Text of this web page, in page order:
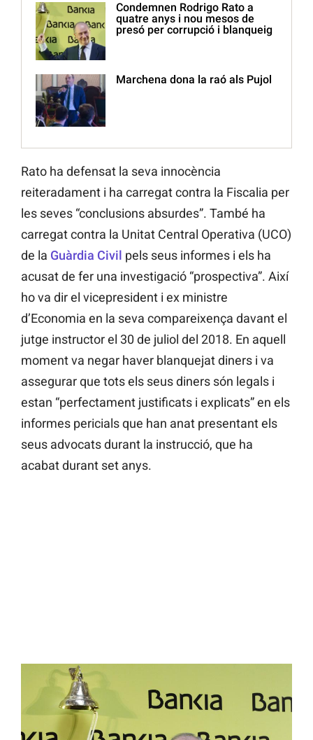
Condemnen Rodrigo Rato a
quatre anys i nou mesos de
presó per corrupció i blanqueig
Marchena dona la raó als Pujol
Rato ha defensat la seva innocència
reiteradament i ha carregat contra la Fiscalia per
les seves “conclusions absurdes”. També ha
carregat contra la Unitat Central Operativa (UCO)
de la Guàrdia Civil pels seus informes i els ha
acusat de fer una investigació “prospectiva”. Així
ho va dir el vicepresident i ex ministre
d’Economia en la seva compareixença davant el
jutge instructor el 30 de juliol del 2018. En aquell
moment va negar haver blanquejat diners i va
assegurar que tots els seus diners són legals i
estan “perfectament justificats i explicats” en els
informes pericials que han anat presentant els
seus advocats durant la instrucció, que ha
acabat durant set anys.